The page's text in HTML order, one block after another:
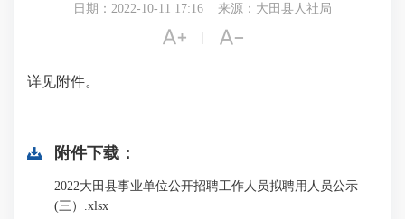
日期：2022-10-11 17:16 来源：大田县人社局
 
详见附件。
附件下载：
2022大田县事业单位公开招聘工作人员拟聘用人员公示
(三）.xlsx